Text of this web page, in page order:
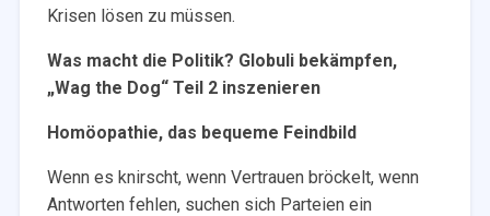
Krisen lösen zu müssen.
Was macht die Politik? Globuli bekämpfen,
„Wag the Dog“ Teil 2 inszenieren
Homöopathie, das bequeme Feindbild
Wenn es knirscht, wenn Vertrauen bröckelt, wenn
Antworten fehlen, suchen sich Parteien ein